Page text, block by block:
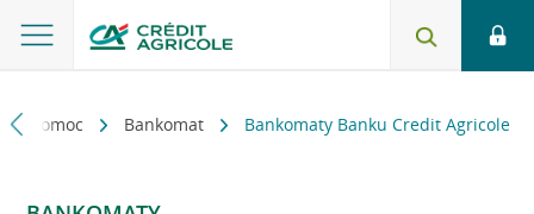
i pomoc Bankomat Bankomaty Banku Credit Agricole